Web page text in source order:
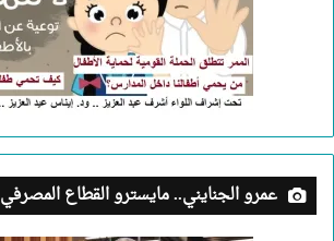
عمرو الجنايني.. مايسترو القطاع المصرفي